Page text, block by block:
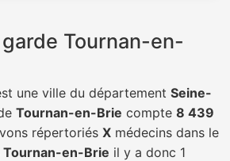
Tournan-en-
une ville du département Seine-
Tournan-en-Brie compte 8 439
répertoriés X médecins dans le
Tournan-en-Brie il y a donc 1